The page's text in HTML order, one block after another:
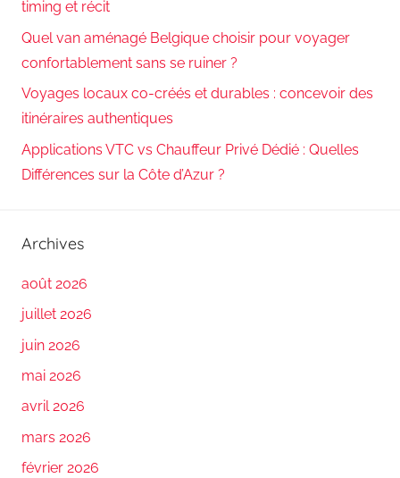
timing et récit
Quel van aménagé Belgique choisir pour voyager
confortablement sans se ruiner ?
Voyages locaux co-créés et durables : concevoir des
itinéraires authentiques
Applications VTC vs Chauffeur Privé Dédié : Quelles
Différences sur la Côte d’Azur ?
Archives
août 2026
juillet 2026
juin 2026
mai 2026
avril 2026
mars 2026
février 2026